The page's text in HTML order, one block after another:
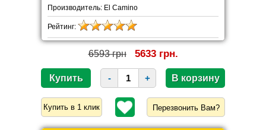
Производитель: El Camino
Рейтинг:
6593 грн 5633 грн.
- +
Перезвонить Вам?